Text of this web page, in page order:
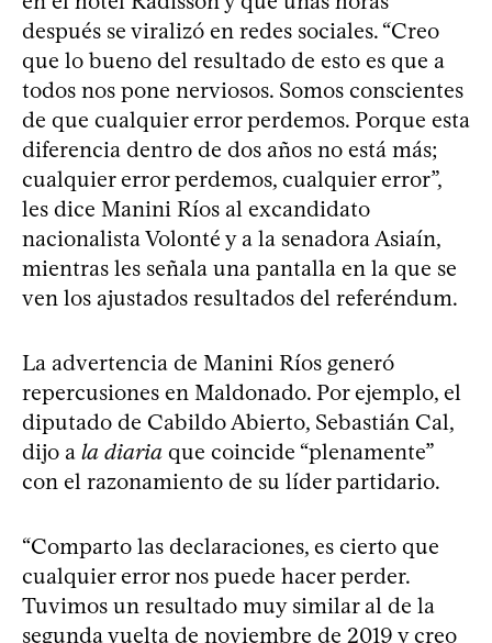
después se viralizó en redes sociales. “Creo
que lo bueno del resultado de esto es que a
todos nos pone nerviosos. Somos conscientes
de que cualquier error perdemos. Porque esta
diferencia dentro de dos años no está más;
cualquier error perdemos, cualquier error”,
les dice Manini Ríos al excandidato
nacionalista Volonté y a la senadora Asiaín,
mientras les señala una pantalla en la que se
ven los ajustados resultados del referéndum.
La advertencia de Manini Ríos generó
repercusiones en Maldonado. Por ejemplo, el
diputado de Cabildo Abierto, Sebastián Cal,
dijo a la diaria que coincide “plenamente”
con el razonamiento de su líder partidario.
“Comparto las declaraciones, es cierto que
cualquier error nos puede hacer perder.
Tuvimos un resultado muy similar al de la
segunda vuelta de noviembre de 2019 y creo